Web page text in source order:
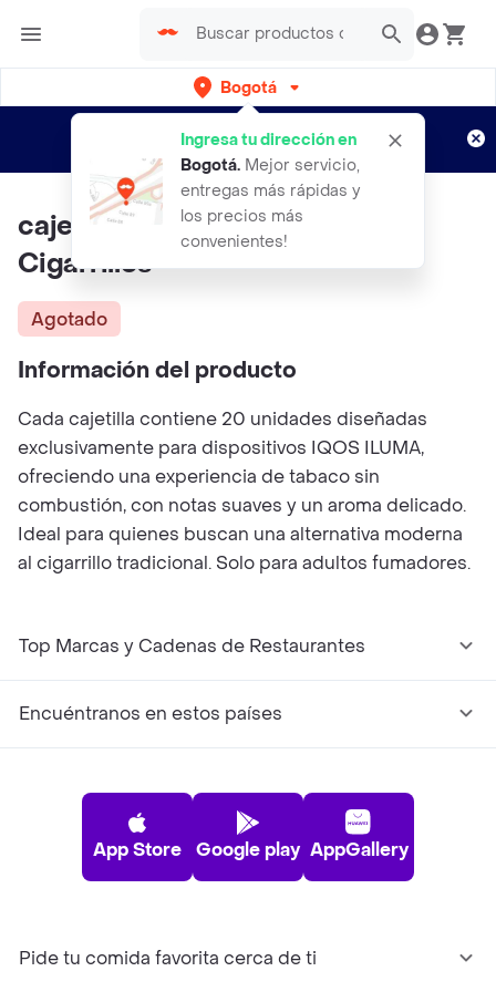
Bogotá
Ingresa tu dirección en
Bogotá. Mejor servicio,
entregas más rápidas y
los precios más
convenientes!
envíos gratis por semanas
Aplican TyC
cajetilla Terea Purple X 20
Cigarrillos
Agotado
Información del producto
Cada cajetilla contiene 20 unidades diseñadas
exclusivamente para dispositivos IQOS ILUMA,
ofreciendo una experiencia de tabaco sin
combustión, con notas suaves y un aroma delicado.
Ideal para quienes buscan una alternativa moderna
al cigarrillo tradicional. Solo para adultos fumadores.
Top Marcas y Cadenas de Restaurantes
Encuéntranos en estos países
App Store Google play AppGallery
Pide tu comida favorita cerca de ti